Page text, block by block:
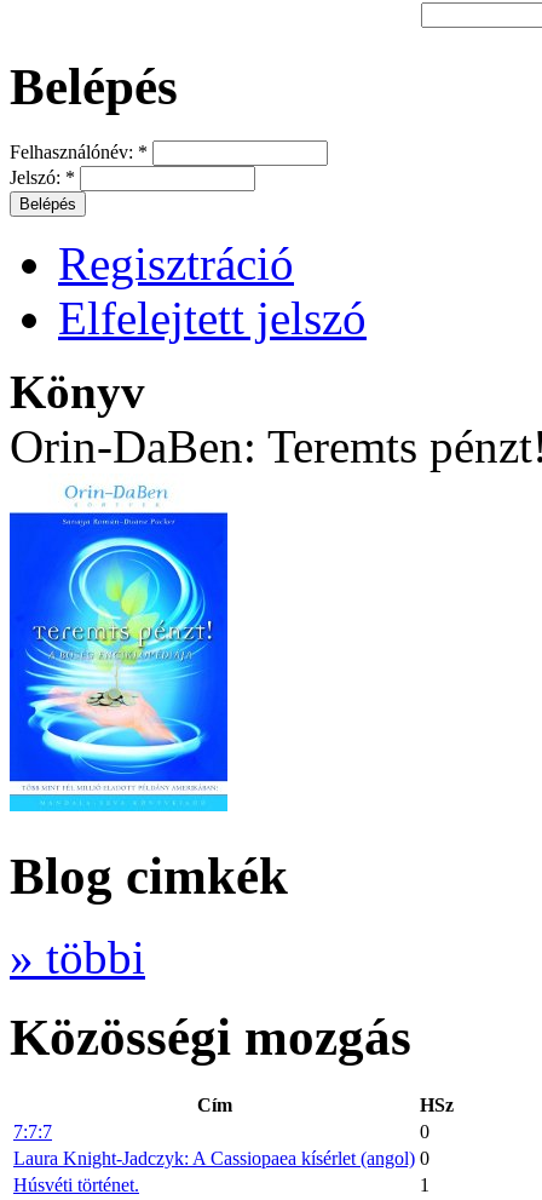
Belépés
Felhasználónév: *
Jelszó: *
Regisztráció
Elfelejtett jelszó
Könyv
Orin-DaBen: Teremts
Blog cimkék
» többi
Közösségi mozgás
Cím
HSz
7:7:7
0
Laura Knight-Jadczyk: A Cassiopaea kísérlet (angol) 0
Húsvéti történet.
1